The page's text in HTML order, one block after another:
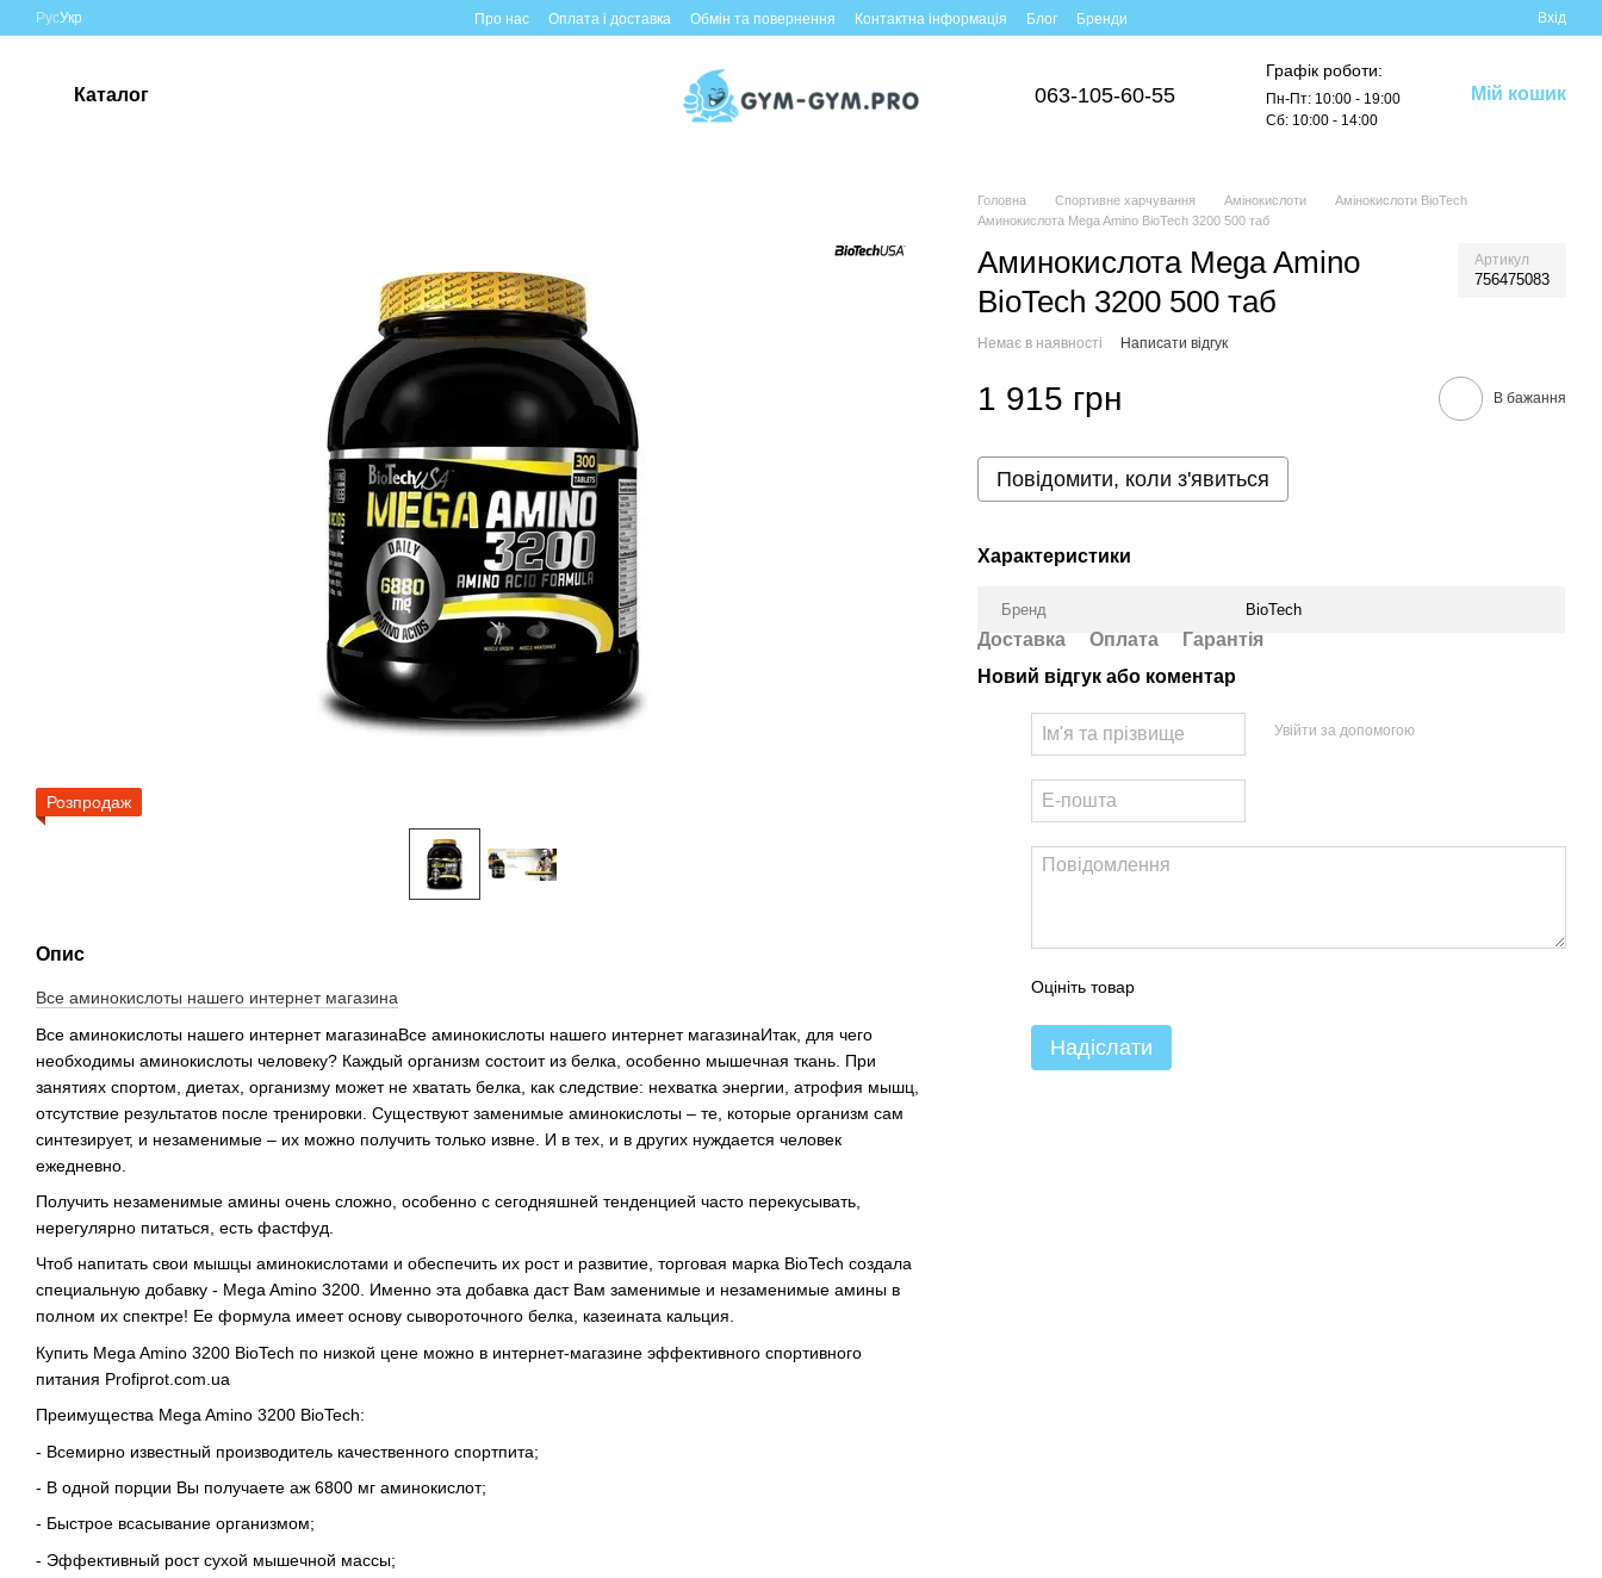
Перейти до основного контенту
РусУкр Про нас Оплата і доставка Обмін та повернення Контактна інформація Блог Бренди Вхід
Каталог 063-105-60-55
Графік роботи:
Пн-Пт: 10:00 - 19:00
Сб: 10:00 - 14:00
Мій кошик
Розпродаж
Опис
Все аминокислоты нашего интернет магазина
Все аминокислоты нашего интернет магазинаВсе аминокислоты нашего интернет магазинаИтак, для чего
необходимы аминокислоты человеку? Каждый организм состоит из белка, особенно мышечная ткань. При
занятиях спортом, диетах, организму может не хватать белка, как следствие: нехватка энергии, атрофия мышц,
отсутствие результатов после тренировки. Существуют заменимые аминокислоты – те, которые организм сам
синтезирует, и незаменимые – их можно получить только извне. И в тех, и в других нуждается человек
ежедневно.
Получить незаменимые амины очень сложно, особенно с сегодняшней тенденцией часто перекусывать,
нерегулярно питаться, есть фастфуд.
Чтоб напитать свои мышцы аминокислотами и обеспечить их рост и развитие, торговая марка BioTech создала
специальную добавку - Mega Amino 3200. Именно эта добавка даст Вам заменимые и незаменимые амины в
полном их спектре! Ее формула имеет основу сывороточного белка, казеината кальция.
Купить Mega Amino 3200 BioTech по низкой цене можно в интернет-магазине эффективного спортивного
питания Profiprot.com.uа
Преимущества Mega Amino 3200 BioTech:
- Всемирно известный производитель качественного спортпита;
- В одной порции Вы получаете аж 6800 мг аминокислот;
- Быстрое всасывание организмом;
- Эффективный рост сухой мышечной массы;
Головна Спортивне харчування Амінокислоти
Амінокислоти BioTech
Аминокислота Mega Amino BioTech 3200 500 таб
Аминокислота Mega Amino
BioTech 3200 500 таб
Артикул
756475083
Немає в наявності Написати відгук
1 915 грн В бажання
Повідомити, коли з'явиться
Характеристики
Бренд BioTech
Доставка Оплата
Гарантія
Новий відгук або коментар
Увійти за допомогою
Оцініть товар
Надіслати